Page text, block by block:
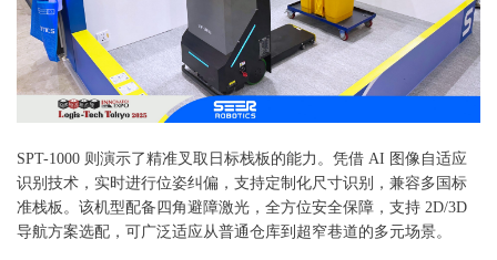
SPT-1000 则演示了精准叉取日标栈板的能力。凭借 AI 图像自适应
识别技术，实时进行位姿纠偏，支持定制化尺寸识别，兼容多国标
准栈板。该机型配备四角避障激光，全方位安全保障，支持 2D/3D
导航方案选配，可广泛适应从普通仓库到超窄巷道的多元场景。